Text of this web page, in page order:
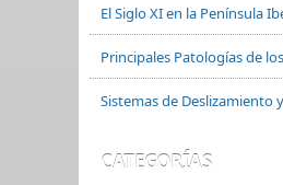
El Siglo XI en la Península
Principales Patologías de
Sistemas de
CATEGORÍAS